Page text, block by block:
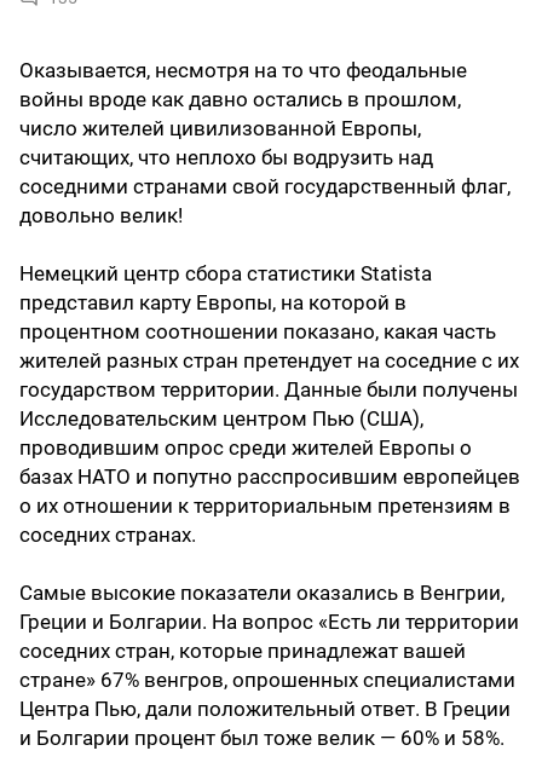
Оказывается, несмотря на то что феодальные
войны вроде как давно остались в прошлом,
число жителей цивилизованной Европы,
считающих, что неплохо бы водрузить над
соседними странами свой государственный флаг,
довольно велик!
Немецкий центр сбора статистики Statista
представил карту Европы, на которой в
процентном соотношении показано, какая часть
жителей разных стран претендует на соседние с их
государством территории. Данные были получены
Исследовательским центром Пью (США),
проводившим опрос среди жителей Европы о
базах НАТО и попутно расспросившим европейцев
о их отношении к территориальным претензиям в
соседних странах.
Самые высокие показатели оказались в Венгрии,
Греции и Болгарии. На вопрос «Есть ли территории
соседних стран, которые принадлежат вашей
стране» 67% венгров, опрошенных специалистами
Центра Пью, дали положительный ответ. В Греции
и Болгарии процент был тоже велик — 60% и 58%.